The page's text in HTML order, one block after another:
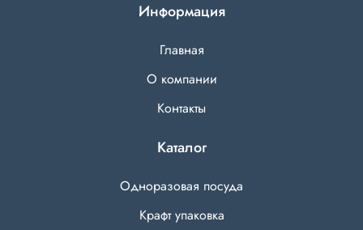
Информация
Главная
О компании
Контакты
Каталог
Одноразовая посуда
Крафт упаковка